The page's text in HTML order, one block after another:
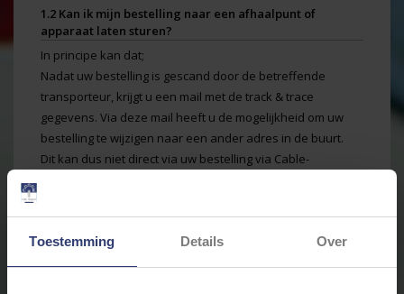
Toestemming Details Over
1.2 Kan ik mijn bestelling naar een afhaalpunt of
apparaat laten sturen?
In principe kan dat;
Nadat uw bestelling is gescand door de betreffende
transporteur, krijgt u een mail met de track & trace
gegevens. Via deze mail heeft u de mogelijkheid om uw
bestelling te wijzigen naar een ander adres in de buurt.
Dit kan dus niet direct via uw bestelling via Cable-
Neem contact op